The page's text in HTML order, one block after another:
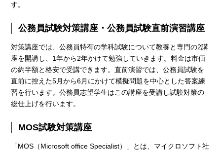
す。
公務員試験対策講座・公務員試験直前演習講座
対策講座では、公務員特有の学科試験について教養と専門の2講
座を開講し、1年から2年かけて勉強していきます。料金は市価
の約半額と格安で受講できます。直前演習では、公務員試験を
直前に控えた5月から6月にかけて模擬問題を中心とした答案練
習を行います。公務員志望学生はこの講座を受講し試験対策の
総仕上げを行います。
MOS試験対策講座
「MOS（Microsoft office Specialist）」とは、マイクロソフト社